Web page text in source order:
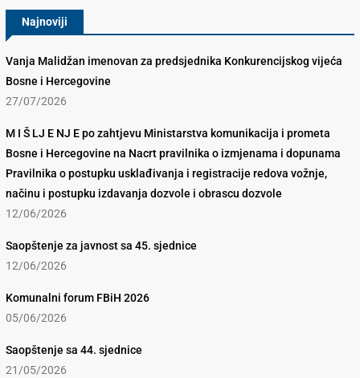
Najnoviji
Vanja Malidžan imenovan za predsjednika Konkurencijskog vijeća
Bosne i Hercegovine
27/07/2026
M I Š LJ E NJ E po zahtjevu Ministarstva komunikacija i prometa
Bosne i Hercegovine na Nacrt pravilnika o izmjenama i dopunama
Pravilnika o postupku usklađivanja i registracije redova vožnje,
načinu i postupku izdavanja dozvole i obrascu dozvole
12/06/2026
Saopštenje za javnost sa 45. sjednice
12/06/2026
Komunalni forum FBiH 2026
05/06/2026
Saopštenje sa 44. sjednice
21/05/2026